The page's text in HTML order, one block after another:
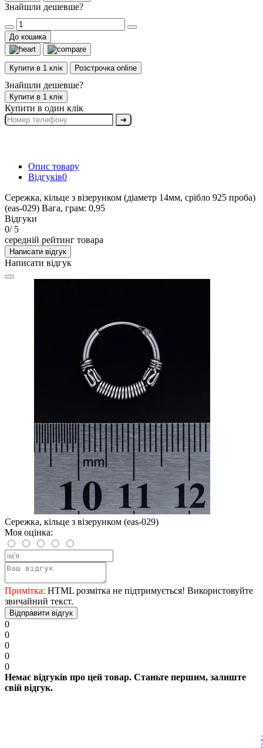
Знайшли дешевше?
До кошика
Купити в 1 клік Розстрочка online
Знайшли дешевше?
Купити в 1 клік
Купити в один клік
➔
Опис товару
Відгуків0
Сережка, кільце з візерунком (діаметр 14мм, срібло 925 проба)
(eas-029) Вага, грам: 0,95
Відгуки
0/ 5
середній рейтинг товара
Написати відгук
Написати відгук
Сережка, кільце з візерунком (eas-029)
Моя оцінка:
Примітка: HTML розмітка не підтримується! Використовуйте
звичайний текст.
Відправити відгук
0
0
0
0
0
Немає відгуків про цей товар. Станьте першим, залиште
свій відгук.